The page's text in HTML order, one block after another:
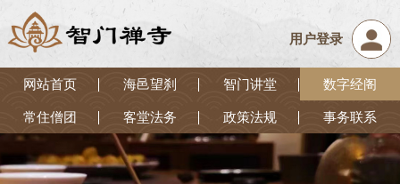
用户登录
网站首页 海邑望刹 智门讲堂 数字经阁
常住僧团 客堂法务 政策法规 事务联系